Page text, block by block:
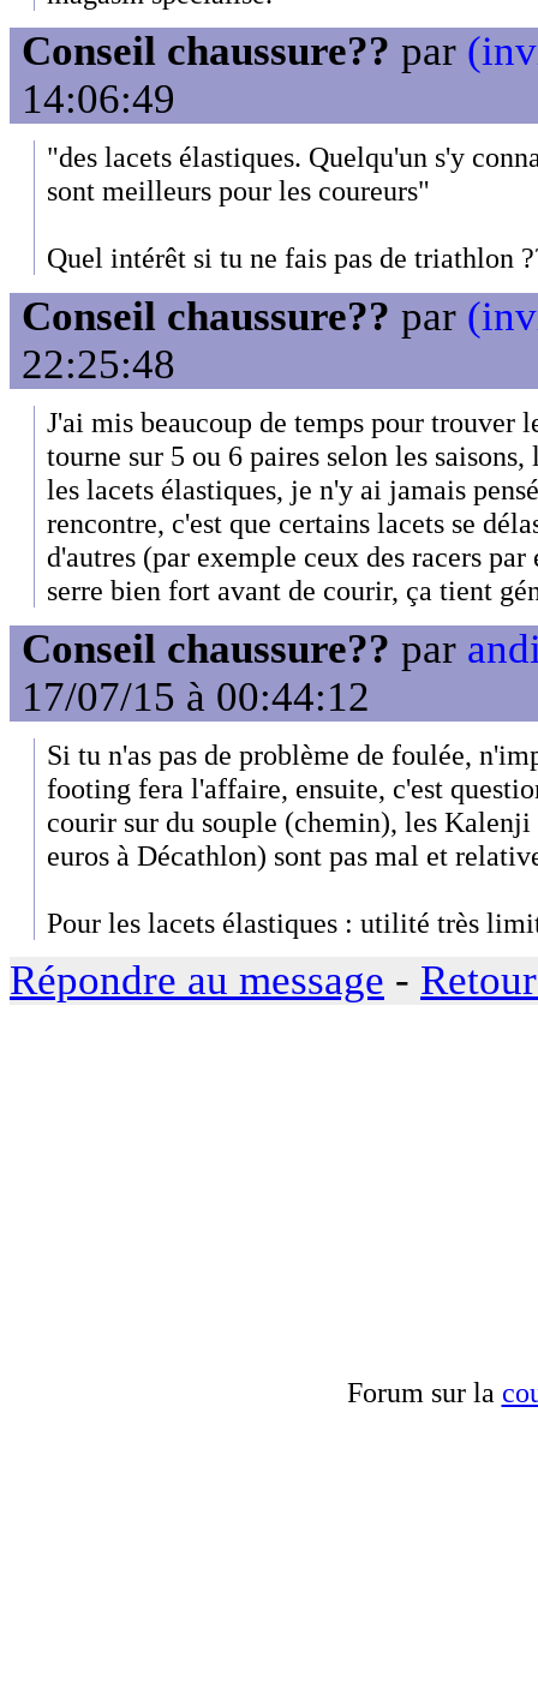
Conseil chaussure?? par
14:06:49
"des lacets élastiques. Quelqu'un s'y
sont meilleurs pour les coureurs"
Quel intérêt si tu ne fais pas de triathlon
Conseil chaussure?? par
22:25:48
J'ai mis beaucoup de temps pour trouver
tourne sur 5 ou 6 paires selon les
les lacets élastiques, je n'y ai jamais
rencontre, c'est que certains lacets se
d'autres (par exemple ceux des racers
serre bien fort avant de courir, ça tient
Conseil chaussure?? par
17/07/15 à 00:44:12
Si tu n'as pas de problème de foulée,
footing fera l'affaire, ensuite, c'est
courir sur du souple (chemin), les
euros à Décathlon) sont pas mal et
Pour les lacets élastiques : utilité très
Répondre au message -
Forum sur la